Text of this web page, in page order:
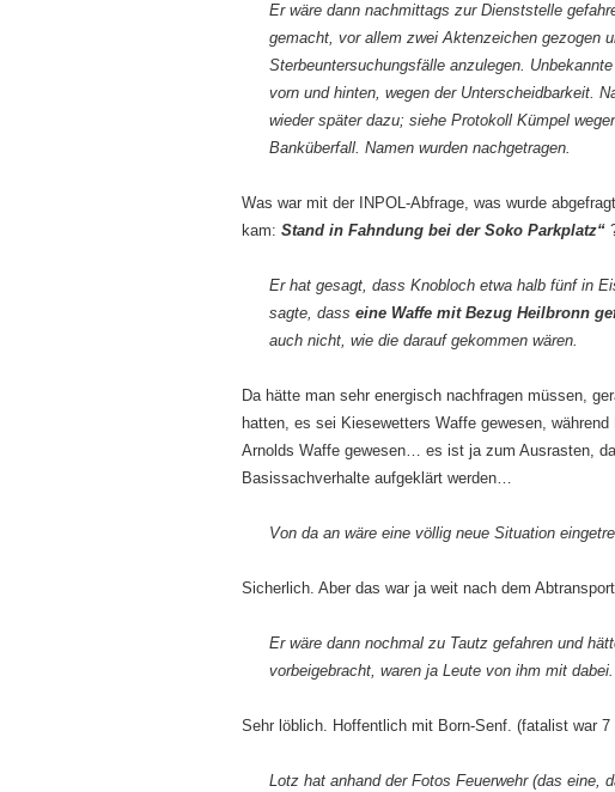
Er wäre dann nachmittags zur Dienststelle
gemacht, vor allem zwei Aktenzeichen gezogen
Sterbeuntersuchungsfälle anzulegen.
vorn und hinten, wegen der Unterscheidbarkeit.
wieder später dazu; siehe Protokoll Kümpel
Banküberfall. Namen wurden nachgetragen.
Was war mit der INPOL-Abfrage, was wurde
kam: Stand in Fahndung bei der Soko Parkplatz“
Er hat gesagt, dass Knobloch etwa halb fünf in
sagte, dass eine Waffe mit Bezug Heilbronn
auch nicht, wie die darauf gekommen wären.
Da hätte man sehr energisch nachfragen müssen,
hatten, es sei Kiesewetters Waffe gewesen,
Arnolds Waffe gewesen… es ist ja zum Ausrasten,
Basissachverhalte aufgeklärt werden…
Von da an wäre eine völlig neue Situation
Sicherlich. Aber das war ja weit nach dem
Er wäre dann nochmal zu Tautz gefahren und
vorbeigebracht, waren ja Leute von ihm mit dabei.
Sehr löblich. Hoffentlich mit Born-Senf. (fatalist war
Lotz hat anhand der Fotos Feuerwehr (das eine,